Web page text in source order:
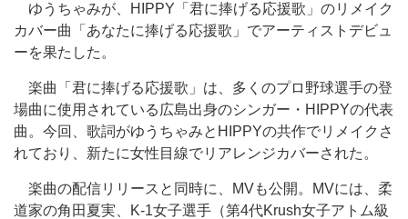
ゆうちゃみが、HIPPY「君に捧げる応援歌」のリメイク
カバー曲「あなたに捧げる応援歌」でアーティストデビュ
ーを果たした。
楽曲「君に捧げる応援歌」は、多くのプロ野球選手の登
場曲に使用されている広島出身のシンガー・HIPPYの代表
曲。今回、歌詞がゆうちゃみとHIPPYの共作でリメイクさ
れており、新たに女性目線でリアレンジカバーされた。
楽曲の配信リリースと同時に、MVも公開。MVには、柔
道家の角田夏実、K-1女子選手（第4代Krush女子アトム級